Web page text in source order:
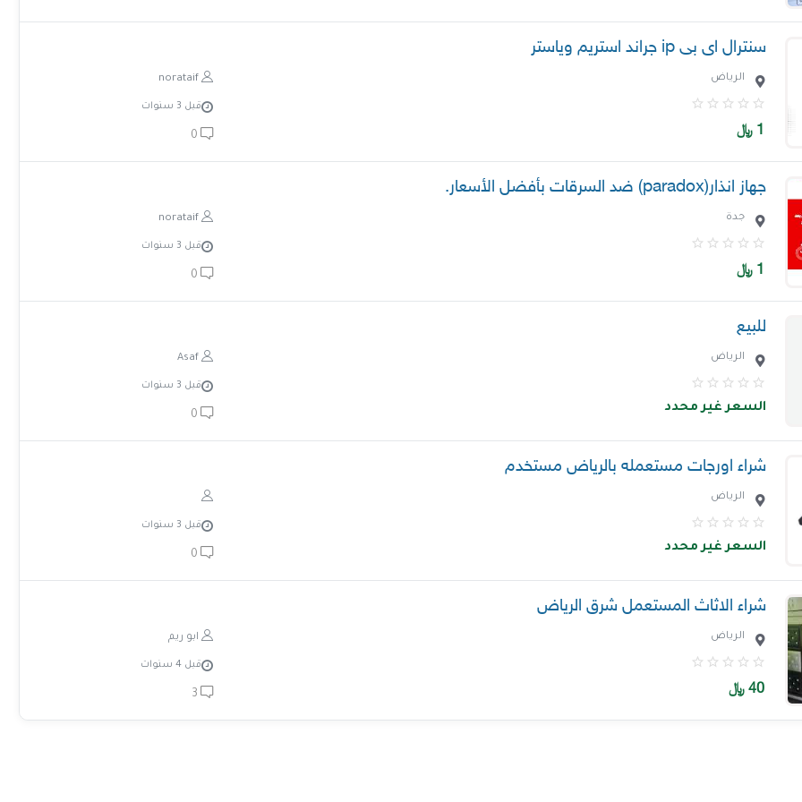
سنترال اى بى ip جراند استريم وياستر
norataif الرياض
قبل 3 سنوات
0 1 ﷼
جهاز انذار(paradox) ضد السرقات بأفضل الأسعار.
norataif جدة
قبل 3 سنوات
0 1 ﷼
للبيع
Asaf الرياض
قبل 3 سنوات
0 السعر غير محدد
شراء اورجات مستعمله بالرياض مستخدم
الرياض
قبل 3 سنوات
0 السعر غير محدد
شراء الاثاث المستعمل شرق الرياض
ابو ريم الرياض
قبل 4 سنوات
3 40 ﷼